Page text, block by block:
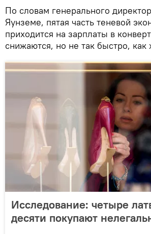
По словам генерального
Яунземе, пятая часть теневой
приходится на зарплаты в
снижаются, но не так быстро, как
Исследование: четыре
десяти покупают